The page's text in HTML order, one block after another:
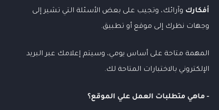
أفكارك وآرائك، وتجيب على بعض الأسئلة التي تشير إلى
وجهات نظرك إلى موقع أو تطبيق.
المهمة متاحة على أساس يومي، وسيتم إعلامك عبر البريد
الإلكتروني بالاختبارات المتاحة لك.
- ماهي متطلبات العمل علي الموقع؟